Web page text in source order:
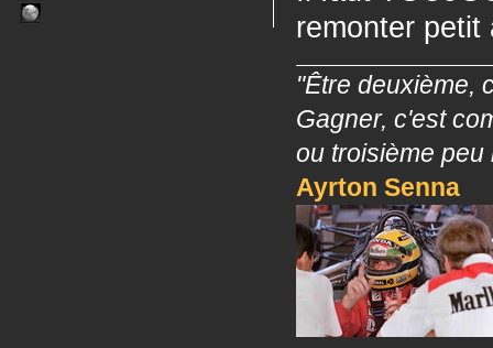
remonter
"Être deuxième,
Gagner, c'est
ou troisième
Ayrton Senna